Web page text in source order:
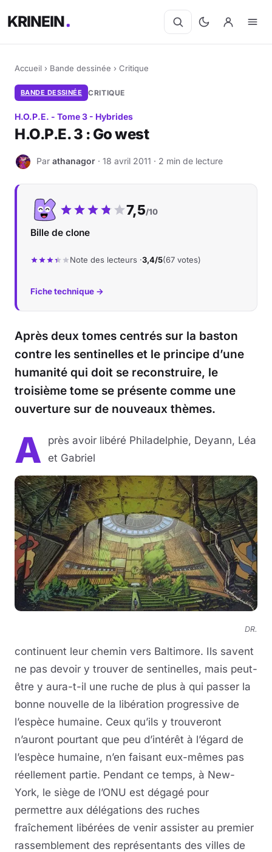
KRINEIN
Accueil › Bande dessinée › Critique
BANDE DESSINÉE CRITIQUE
H.O.P.E. - Tome 3 - Hybrides
H.O.P.E. 3 : Go west
A Par athanagor · 18 avril 2011 · 2 min de lecture
Notre note :
7,5/10
Bille de clone
Note des lecteurs ·3,4/5(67 votes)
Fiche technique →
Après deux tomes centrés sur la baston
contre les sentinelles et le principe d’une
humanité qui doit se reconstruire, le
troisième tome se présente comme une
ouverture sur de nouveaux thèmes.
A près avoir libéré Philadelphie, Deyann, Léa
et Gabriel
DR.
continuent leur chemin vers Baltimore. Ils savent
ne pas devoir y trouver de sentinelles, mais peut-
être y aura-t-il une ruche de plus à qui passer la
bonne nouvelle de la libération progressive de
l’espèce humaine. Ceux qu’ils y trouveront
n’auront pourtant que peu d’intérêt à l’égard de
l’espèce humaine, n’en faisant eux-mêmes pas
réellement partie. Pendant ce temps, à New-
York, le siège de l’ONU est dégagé pour
permettre aux délégations des ruches
fraîchement libérées de venir assister au premier
rassemblement des représentants des villes de